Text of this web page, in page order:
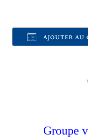
AJOUTER AU
Groupe